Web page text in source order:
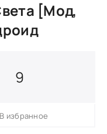
[Мод,
9
В избранное